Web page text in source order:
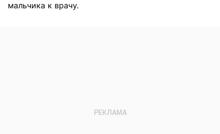
мальчика к врачу.